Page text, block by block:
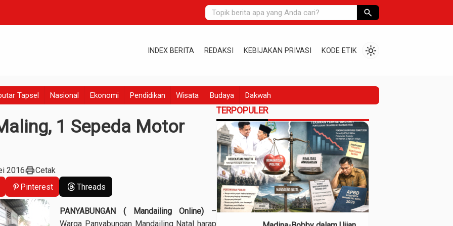
search
INDEX BERITA REDAKSI KEBIJAKAN PRIVASI KODE ETIK light_mode
Tapsel Nasional Ekonomi Pendidikan Wisata Budaya Dakwah
1 Sepeda Motor
2016printCetak
Pinterest Threads
PANYABUNGAN ( Mandailing Online) –
Warga Panyabungan Mandailing Natal harap
TERPOPULER